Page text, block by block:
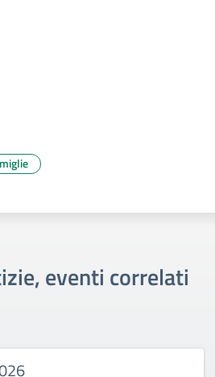
eventi correlati